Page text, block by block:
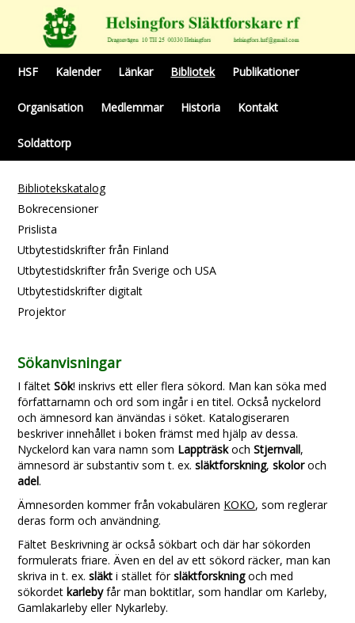
HSF Kalender Länkar Bibliotek Publikationer
Organisation Medlemmar Historia Kontakt
Soldattorp
Bibliotekskatalog
Bokrecensioner
Prislista
Utbytestidskrifter från Finland
Utbytestidskrifter från Sverige och USA
Utbytestidskrifter digitalt
Projektor
Sökanvisningar
I fältetSök! inskrivs ett eller flera sökord. Man kan söka med
författarnamn och ord som ingår i en titel. Också nyckelord
och ämnesord kan änvändas i söket. Katalogiseraren
beskriver innehållet i boken främst med hjälp av dessa.
Nyckelord kan vara namn som LappträskochStjernvall,
ämnesord är substantiv som t. ex.släktforskning,skoloroch
adel.
Ämnesorden kommer från vokabulären KOKO, som reglerar
deras form och användning.
Fältet Beskrivning är också sökbart och där har sökorden
formulerats friare. Även en del av ett sökord räcker, man kan
skriva in t. ex.släkti stället försläktforskningoch med
sökordetkarlebyfår man boktitlar, som handlar om Karleby,
Gamlakarleby eller Nykarleby.